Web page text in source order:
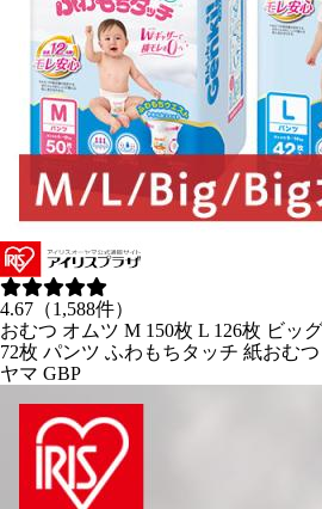
4.67（1,588件）
おむつ オムツ M 150枚 L 126枚 ビッ
72枚 パンツ ふわもちタッチ 紙おむ
ヤマ GBP